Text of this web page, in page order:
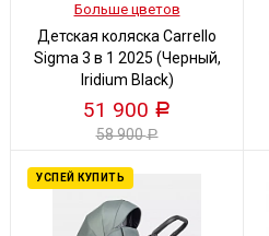
Больше цветов
Детская коляска Carrello
Sigma 3 в 1 2025 (Черный,
Iridium Black)
51 900 Р
58 900Р
УСПЕЙ КУПИТЬ